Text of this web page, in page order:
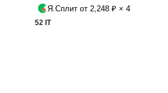
Я.Сплит от 2,248 ₽ × 4
52 IT